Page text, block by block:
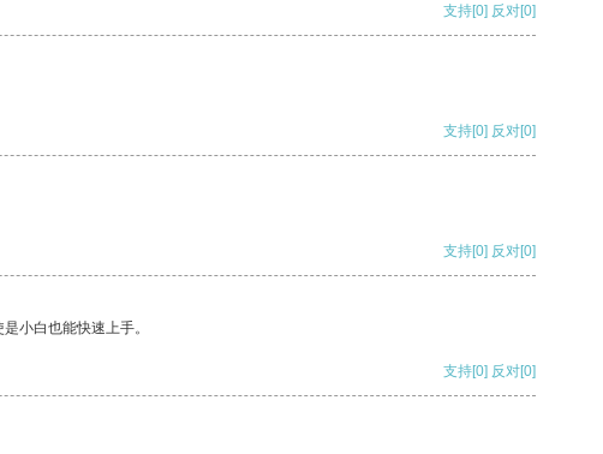
支持[0] 反对[0]
支持[0] 反对[0]
支持[0] 反对[0]
小白也能快速上手。
支持[0] 反对[0]